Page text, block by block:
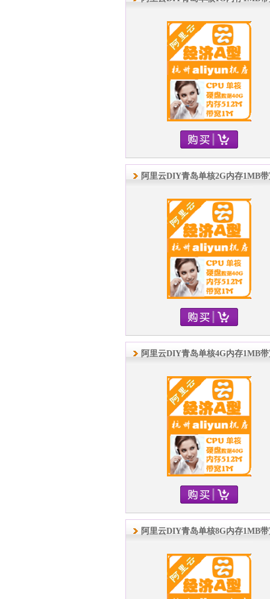
阿里云DIY青岛单核2G内存1MB
阿里云DIY青岛单核4G内存1MB
阿里云DIY青岛单核8G内存1MB